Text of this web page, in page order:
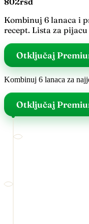
Kombinuj 6 lanaca i
recept. Lista za
Otključaj
Kombinuj 6 lanaca za
Otključaj